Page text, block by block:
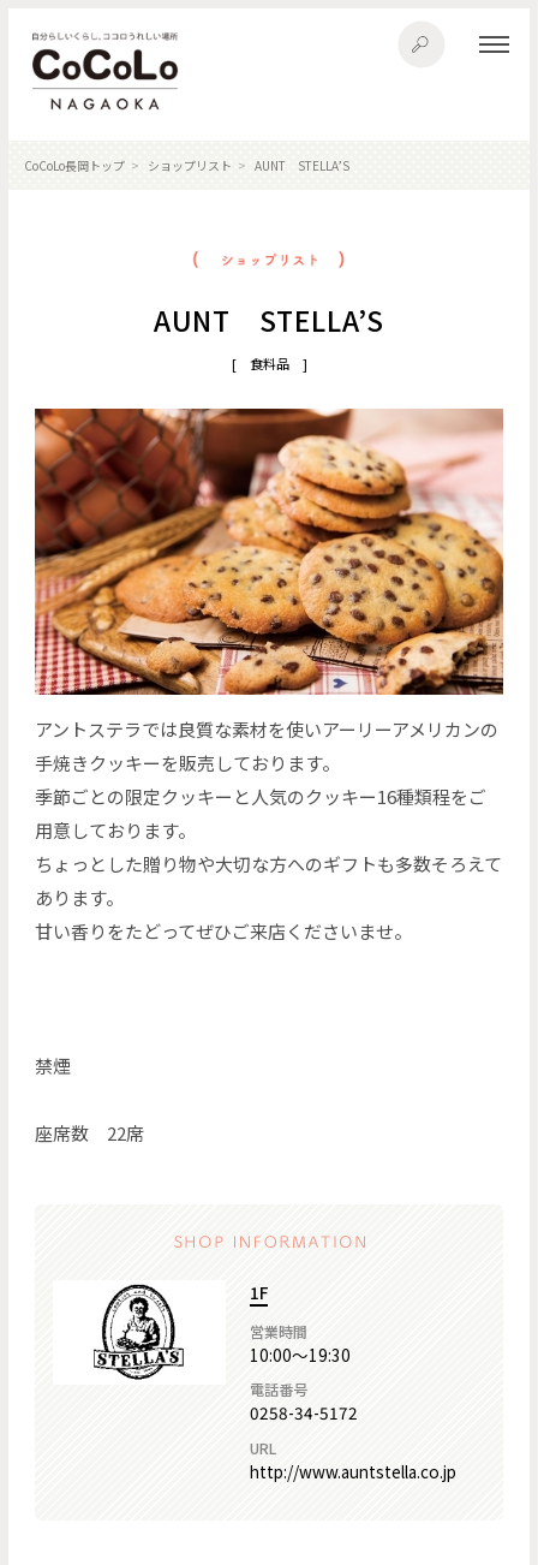
CoCoLo長岡トップ ショップリスト AUNT STELLA’S
AUNT STELLA’S
[ 食料品 ]
アントステラでは良質な素材を使いアーリーアメリカンの
手焼きクッキーを販売しております。
季節ごとの限定クッキーと人気のクッキー16種類程をご
用意しております。
ちょっとした贈り物や大切な方へのギフトも多数そろえて
あります。
甘い香りをたどってぜひご来店くださいませ。
禁煙
座席数 22席
1F
営業時間
10:00～19:30
電話番号
0258-34-5172
URL
http://www.auntstella.co.jp